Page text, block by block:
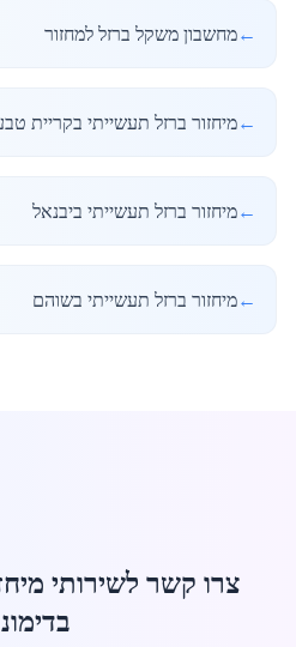
←מחשבון משקל ברזל למחזור
←מיחזור ברזל תעשייתי בקריית
←מיחזור ברזל תעשייתי ביבנאל
←מיחזור ברזל תעשייתי בשוהם
צרו קשר לשירותי